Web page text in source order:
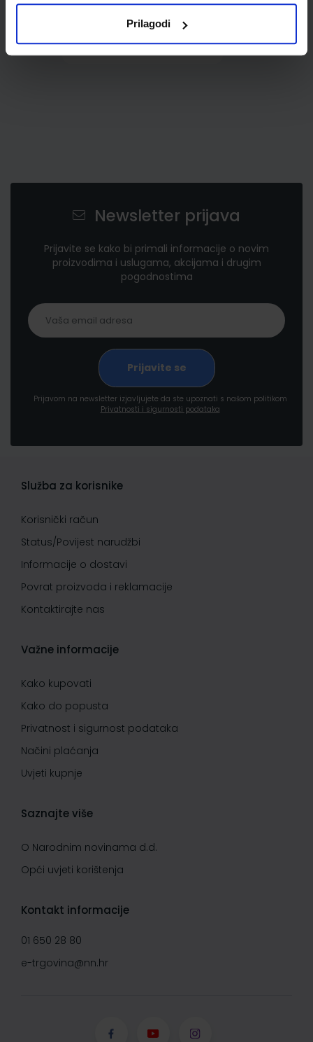
Prilagodi
Newsletter prijava
Prijavite se kako bi primali informacije o novim
proizvodima i uslugama, akcijama i drugim
pogodnostima
Prijavom na newsletter izjavljujete da ste upoznati s našom politikom
Privatnosti i sigurnosti podataka
Služba za korisnike
Korisnički račun
Status/Povijest narudžbi
Informacije o dostavi
Povrat proizvoda i reklamacije
Kontaktirajte nas
Važne informacije
Kako kupovati
Kako do popusta
Privatnost i sigurnost podataka
Načini plaćanja
Uvjeti kupnje
Saznajte više
O Narodnim novinama d.d.
Opći uvjeti korištenja
Kontakt informacije
01 650 28 80
e-trgovina@nn.hr